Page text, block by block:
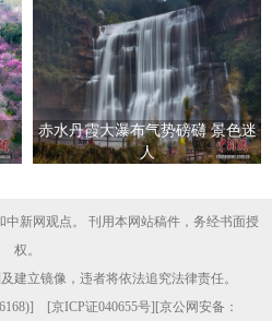
赤水丹霞大瀑布气势磅礴 景色迷
人
新网观点。 刊用本网站稿件，务经书面授
权。
建立镜像，违者将依法追究法律责任。
] [京ICP证040655号][京公网安备：